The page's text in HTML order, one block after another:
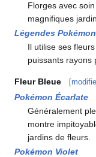
Florges avec
magnifiques
Légendes Pokémon
Il utilise ses
puissants rayons
Fleur Bleue [
Pokémon Écarlate
Généralement
montre
jardins de fleurs.
Pokémon Violet